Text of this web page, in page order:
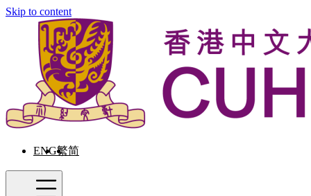
Skip to content
ENG繁简